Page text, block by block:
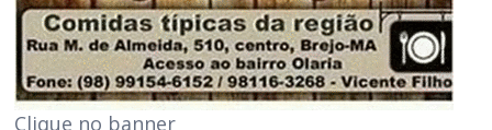
Clique no banner